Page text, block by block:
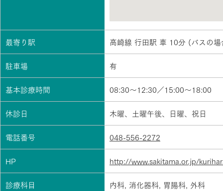
最寄り駅
高崎線 行田駅 車 10分 (バスの
駐車場
有
基本診療時間
08:30～12:30／15:00～18:00
休診日
木曜、土曜午後、日曜、祝日
電話番号
048-556-2272
HP
http://www.sakitama.or.jp/
診療科目
内科, 消化器科, 胃腸科, 外科